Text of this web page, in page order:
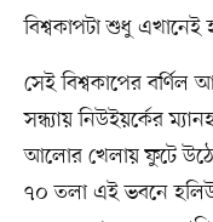
বিশ্বকাপটা শুধু এখানেই
সেই বিশ্বকাপের বর্ণিল
সন্ধ্যায় নিউইয়র্কের
আলোর খেলায় ফুটে
৭০ তলা এই ভবনে